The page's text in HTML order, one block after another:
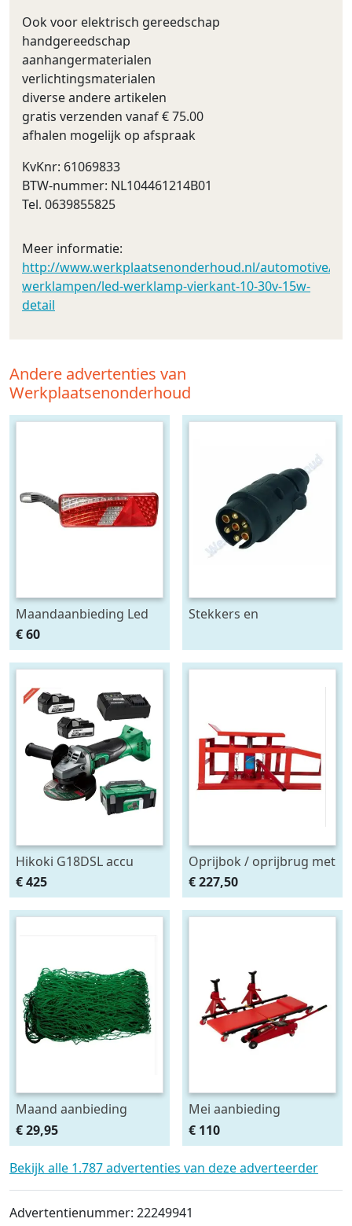
Ook voor elektrisch gereedschap
handgereedschap
aanhangermaterialen
verlichtingsmaterialen
diverse andere artikelen
gratis verzenden vanaf € 75.00
afhalen mogelijk op afspraak
KvKnr: 61069833
BTW-nummer: NL104461214B01
Tel. 0639855825
Meer informatie:
http://www.werkplaatsenonderhoud.nl/automotive/
werklampen/led-werklamp-vierkant-10-30v-15w-
detail
Andere advertenties van
Werkplaatsenonderhoud
Maandaanbieding Led
achterlicht 12-24V links
m. breedtelamp
€ 60
Stekkers en
Hikoki G18DSL accu
haakse slijper (2x5Ah +
HSCII)
€ 425
Oprijbok / oprijbrug met
ingebouwde krik. set
2stuks
€ 227,50
Maand aanbieding
Afdeknet 4x2 mtr maas
4.5 x 4.5 cm
€ 29,95
Mei aanbieding
Monteursligkar+2 tons
krik + 2 assteunen
€ 110
Bekijk alle 1.787 advertenties van deze adverteerder
Advertentienummer: 22249941